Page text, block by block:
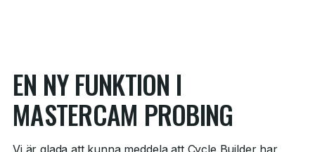
EN NY FUNKTION I
MASTERCAM PROBING
Vi är glada att kunna meddela att Cycle Builder har